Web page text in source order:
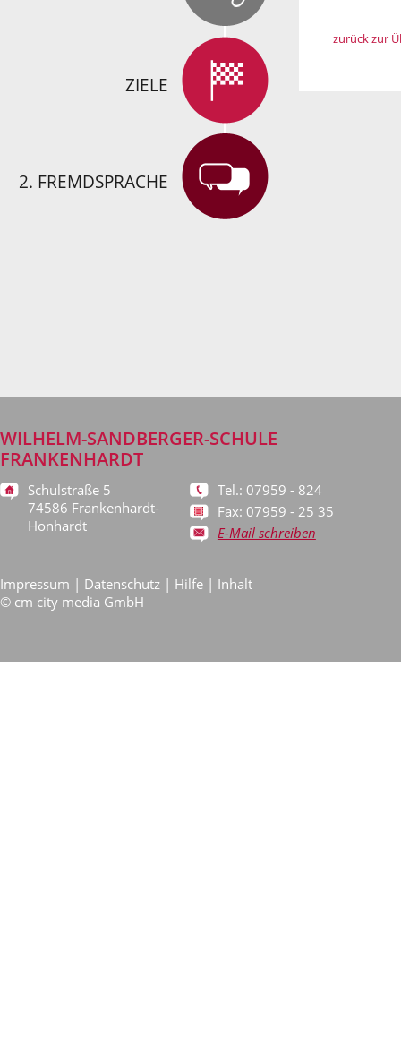
ZIELE
2. FREMDSPRACHE
zurück zur
WILHELM-SANDBERGER-SCHULE
FRANKENHARDT
Schulstraße 5
74586 Frankenhardt-
Honhardt
Tel.: 07959 - 824
Fax: 07959 - 25 35
E-Mail schreiben
Impressum | Datenschutz | Hilfe | Inhalt
© cm city media GmbH